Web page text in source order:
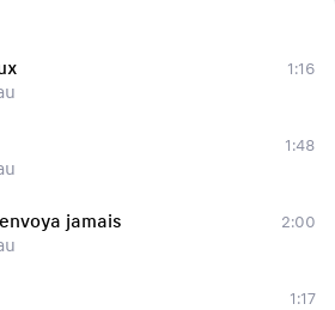
1:16
1:48
jamais
2:00
1:17